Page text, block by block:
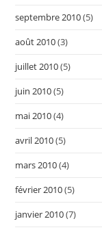
septembre 2010(5)
août 2010(3)
juillet 2010(5)
juin 2010(5)
mai 2010(4)
avril 2010(5)
mars 2010(4)
février 2010(5)
janvier 2010(7)